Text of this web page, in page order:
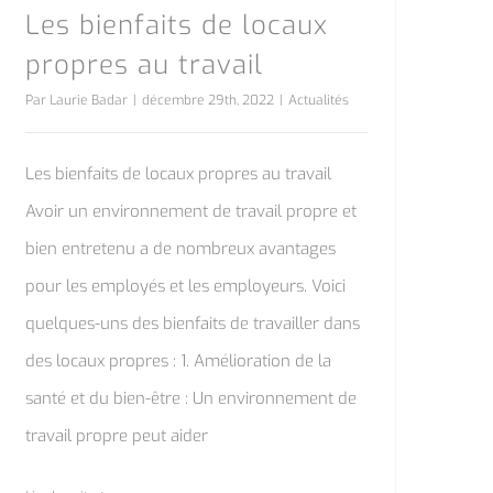
Les bienfaits de locaux
propres au travail
Par Laurie Badar | décembre 29th, 2022 | Actualités
Les bienfaits de locaux propres au travail
Avoir un environnement de travail propre et
bien entretenu a de nombreux avantages
pour les employés et les employeurs. Voici
quelques-uns des bienfaits de travailler dans
des locaux propres : 1. Amélioration de la
santé et du bien-être : Un environnement de
travail propre peut aider